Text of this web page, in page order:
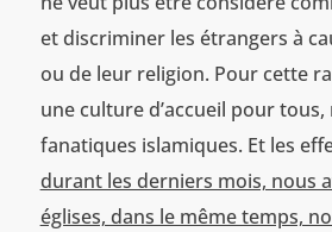
et discriminer les étrangers à
ou de leur religion. Pour cette
une culture d’accueil pour
fanatiques islamiques. Et les
durant les derniers mois, nous
églises, dans le même temps,